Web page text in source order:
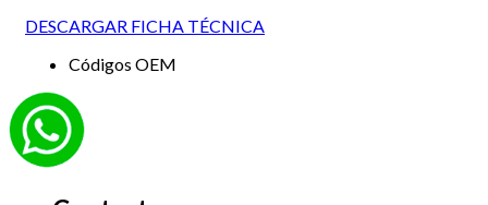
DESCARGAR FICHA TÉCNICA
Códigos OEM